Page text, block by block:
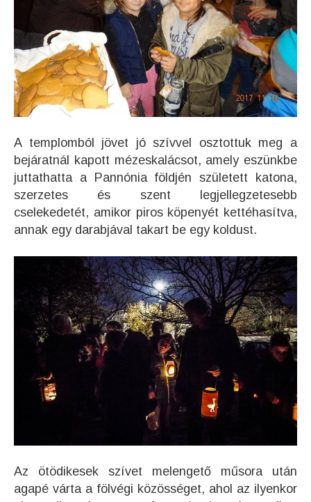
A templomból jövet jó szívvel osztottuk meg a
bejáratnál kapott mézeskalácsot, amely eszünkbe
juttathatta a Pannónia földjén született katona,
szerzetes és szent legjellegzetesebb
cselekedetét, amikor piros köpenyét kettéhasítva,
annak egy darabjával takart be egy koldust.
Az ötödikesek szívet melengető műsora után
agapé várta a fölvégi közösséget, ahol az ilyenkor